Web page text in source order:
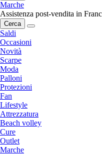
Marche
Assistenza post-vendita in
Cerca
Saldi
Occasioni
Novità
Scarpe
Moda
Palloni
Protezioni
Fan
Lifestyle
Attrezzatura
Beach volley
Cure
Outlet
Marche